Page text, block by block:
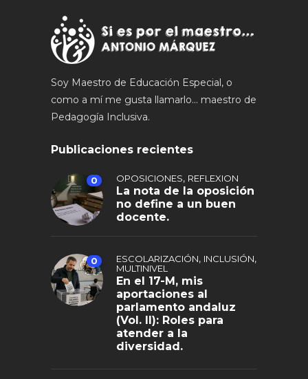
Soy Maestro de Educación Especial, o
como a mí me gusta llamarlo... maestro de
Pedagogía Inclusiva.
Publicaciones recientes
0 OPOSICIONES, REFLEXION
La nota de la oposición
no define a un buen
docente.
0 ESCOLARIZACIÓN, INCLUSIÓN,
MULTINIVEL
En el 17-M, mis
aportaciones al
parlamento andaluz
(Vol. II): Roles para
atender a la
diversidad.